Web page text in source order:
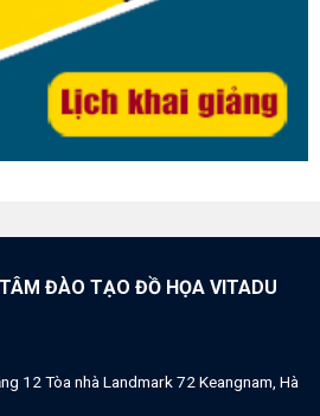
ĐÀO TẠO ĐỒ HỌA VITADU
12 Tòa nhà Landmark 72 Keangnam, Hà